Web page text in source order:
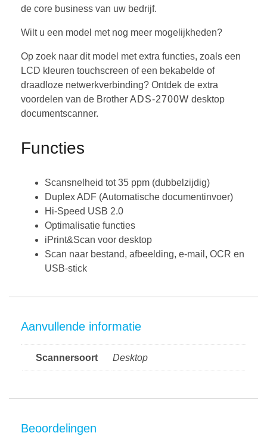
de core business van uw bedrijf.
Wilt u een model met nog meer mogelijkheden?
Op zoek naar dit model met extra functies, zoals een
LCD kleuren touchscreen of een bekabelde of
draadloze netwerkverbinding? Ontdek de extra
voordelen van de Brother ADS-2700W desktop
documentscanner.
Functies
Scansnelheid tot 35 ppm (dubbelzijdig)
Duplex ADF (Automatische documentinvoer)
Hi-Speed USB 2.0
Optimalisatie functies
iPrint&Scan voor desktop
Scan naar bestand, afbeelding, e-mail, OCR en
USB-stick
Aanvullende informatie
Scannersoort Desktop
Beoordelingen